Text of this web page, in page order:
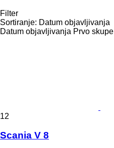
Filter
Sortiranje: Datum objavljivanja
Datum objavljivanja Prvo skupe
12
Scania V 8